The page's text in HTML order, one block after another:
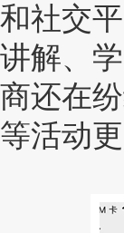
和社交
讲解、
商还在
等活动